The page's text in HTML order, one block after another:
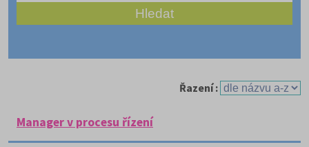
Řazení :
Manager v procesu řízení